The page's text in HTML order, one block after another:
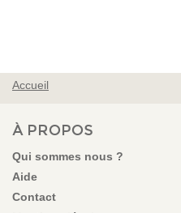
VOUS ÊTES ICI
Accueil
À PROPOS
Qui sommes nous ?
Aide
Contact